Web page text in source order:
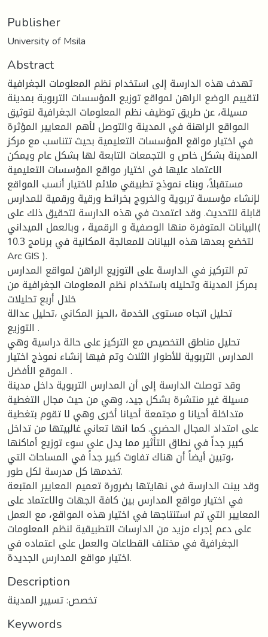
Publisher
University of Msila
Abstract
تهدف هذه الدارسة إلى استخدام نظم المعلومات الجغرافية
لتقييم الوضع الراهن لمواقع توزيع المؤسسات التربوية بمدينة
مسيلة، عن طريق توظيف نظم المعلومات الجغرافية لتوثيق
المواقع الراهنة في المدينة والتوصل لأهم المعايير المؤثرة
في اختيار مواقع المؤسسات التعليمية بحيث تتناسب مع مركز
المدينة بشكل خاص و التجمعات التابعة لها بشكل عام ويمكن
الاعتماد عليها في اختيار مواقع المؤسسات التعليمية
مستقبلاً، وبناء نموذج تطبيقي ملائم لاختيار أنسب المواقع
لإنشاء مؤسسة تربوية والخروج بخرائط ورقية ورقمية للمدارس
قابلة للتحديث. وقد اعتمدت في هذه الدارسة لتحقيق ذلك على
البيانات المتوفرة منها الوصفية و الرقمية ، وبالعمل الميداني(
لتخضع بعدها هذه البيانات للمعالجة المكانية في برنامج 10.3
Arc GIS ).
تم التركيز في الدارسة على التوزيع الراهن لمواقع المدارس
بمركز المدينة وتحليله باستخدام نظم المعلومات الجغرافية من
خلال أربع تحليلات
تحليل اتجاه مستوى الخدمة ،الحيز المكاني ،تحليل عدالة
التوزيع .
تحليل مناطق التخصيص مع التركيز على حالة دراسية وهي
المدارس التربوية للأطوار الثلاث وتم فيها إنشاء نموذج اختيار
الموقع الأفضل .
وقد توصلت الدارسة إلى أن المدارس التربوية داخل مدينة
مسيلة غير منتشرة بشكل جيد، وهي من حيث مجال التغطية
متداخلة أحيانا و مجتمعة أحيانا أخرى وهي لا تقوم بتغطية
على امتداد المجال الحضري. كما انها تعاني غالبيتها من تداخل
كبير جداً في نطاق التأثير مما يدل على سوء توزيع أماكنها
،وتبين أيضاً أن هناك تفاوت كبير جداً في المساحات التي
تخدمها كل مدرسة لكل طور.
وقد بينت الدارسة في نهايتها بضرورة تعميم المعايير المتبعة
في اختيار مواقع المدارس بين كافة الجهات والاعتماد على
المعايير التي تم استنتاجها في اختيار هذه المواقع، مع العمل
على دعم إجراء مزيد من الدارسات التطبيقية لنظم المعلومات
الجغرافية في مختلف القطاعات والعمل على اعتماده في
اختيار مواقع المدارس الجديدة.
Description
تخصص: تسيير المدينة
Keywords